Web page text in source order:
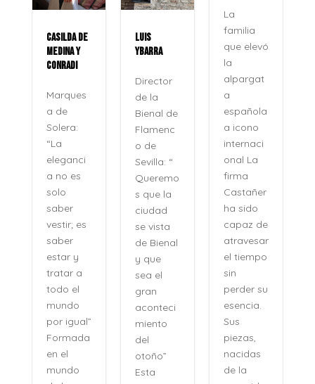
CASILDA DE
MEDINA Y
CONRADI
Marques
a de
Solera:
“La
eleganci
a no es
solo
saber
vestir; es
saber
estar y
tratar a
todo el
mundo
por igual”
Formada
en el
mundo
LUIS
YBARRA
Director
de la
Bienal de
Flamenc
o de
Sevilla: “
Queremo
s que la
ciudad
se vista
de Bienal
y que
sea el
gran
aconteci
miento
del
otoño”
Esta
La
familia
que elevó
la
alpargat
a
española
a icono
internaci
onal La
firma
Castañer
ha sido
capaz de
atravesar
el tiempo
sin
perder su
esencia.
Sus
piezas,
nacidas
de la